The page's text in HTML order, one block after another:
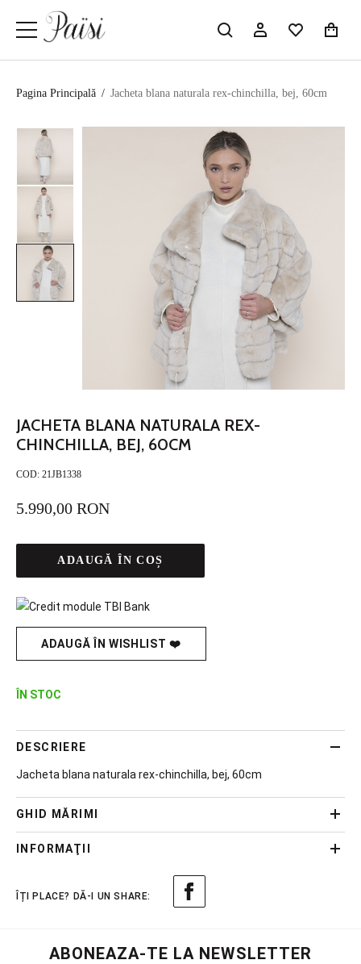
Pagina Principală / Jacheta blana naturala rex-chinchilla, bej, 60cm
JACHETA BLANA NATURALA REX-
CHINCHILLA, BEJ, 60CM
COD: 21JB1338
5.990,00 RON
ADAUGĂ ÎN COȘ
ADAUGĂ ÎN WISHLIST ❤️
ÎN STOC
DESCRIERE
Jacheta blana naturala rex-chinchilla, bej, 60cm
INFORMAŢII
GHID MĂRIMI
ABONEAZA-TE LA NEWSLETTER